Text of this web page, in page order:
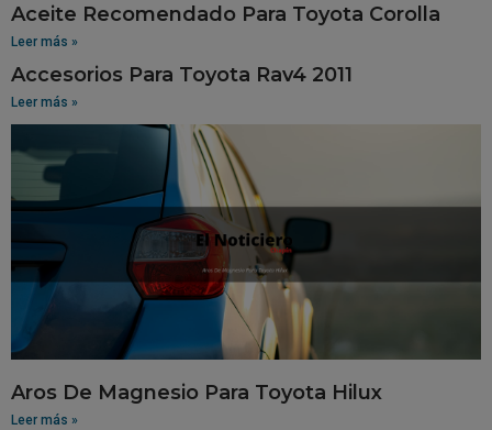
Aceite Recomendado Para Toyota Corolla
Leer más »
Accesorios Para Toyota Rav4 2011
Leer más »
Aros De Magnesio Para Toyota Hilux
Leer más »